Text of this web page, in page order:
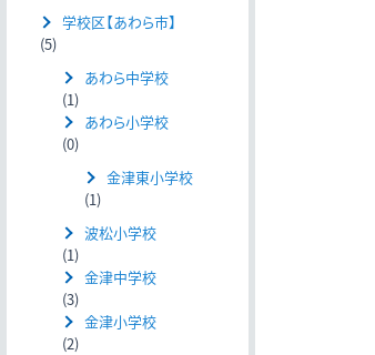
学校区【あわら市】
(5)
あわら中学校
(1)
あわら小学校
(0)
金津東小学校
(1)
波松小学校
(1)
金津中学校
(3)
金津小学校
(2)